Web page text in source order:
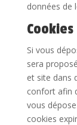
données de
Cookies
Si vous
sera
et site dans
confort afin
vous
cookies